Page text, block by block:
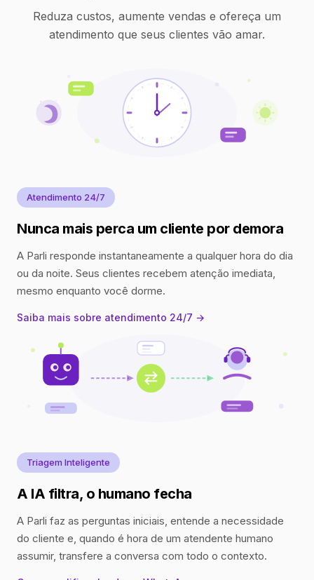
Reduza custos, aumente vendas e ofereça um
atendimento que seus clientes vão amar.
Atendimento 24/7
Nunca mais perca um cliente por demora
A Parli responde instantaneamente a qualquer hora do dia
ou da noite. Seus clientes recebem atenção imediata,
mesmo enquanto você dorme.
Saiba mais sobre atendimento 24/7 →
Triagem Inteligente
A IA filtra, o humano fecha
A Parli faz as perguntas iniciais, entende a necessidade
do cliente e, quando é hora de um atendente humano
assumir, transfere a conversa com todo o contexto.